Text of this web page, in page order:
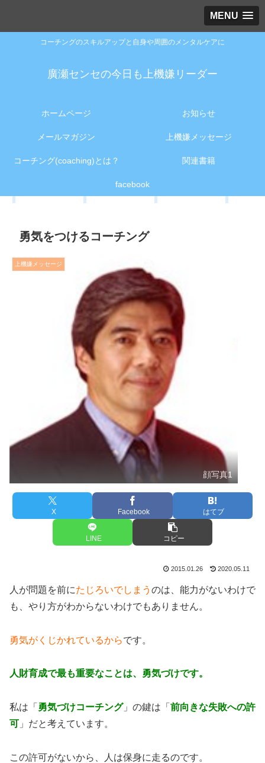
MENU
コーチングのスキルアップと自身や周囲のメンタルケアに
廣瀬センセの今日も上機嫌リーダー
ホームページ お知らせ
メールマガジン 上機嫌メッセージ
コーチング(coaching)とは？ 関連書籍
facebook
勇気をつけるコーチング
上機嫌メッセージ
顔写真1
X Facebook はてブ
LINE コピー
2015.01.26 2020.05.11
人が問題を前にたじろいでしまう のは、能力がないわけで
も、やり方がわからないわけでもありません。
勇気がくじかれているからです。
人財育成で最も重要なことは、勇気づけです。
私は「 勇気づけコーチング」の鍵は「 前向きな失敗への許
可 」だと考えています。
この許可がないから、人は保身に走るのです。